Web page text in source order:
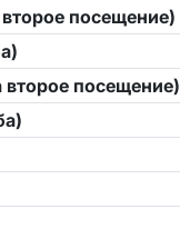
посещение)
посещение)